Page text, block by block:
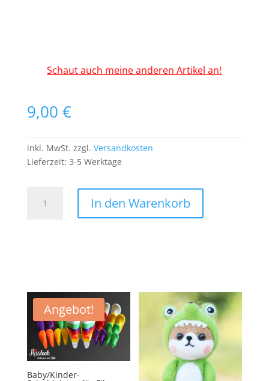
Schaut auch meine anderen Artikel an!
9,00 €
inkl. MwSt. zzgl. Versandkosten
Lieferzeit: 3-5 Werktage
Patch
Urwald
Menge
In den Warenkorb
Angebot!
Baby/Kinder-